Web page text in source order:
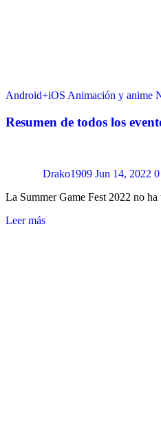
Android+iOS Animación y anime
Resumen de todos los
Drako1909 Jun 14, 2022 0
La Summer Game Fest 2022 no
Leer más